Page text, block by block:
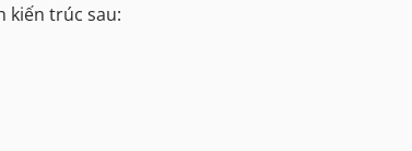
kiến trúc sau: